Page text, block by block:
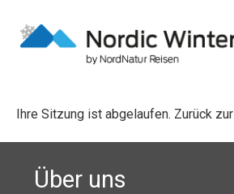
Ihre Sitzung ist abgelaufen. Zurück zur
Über uns